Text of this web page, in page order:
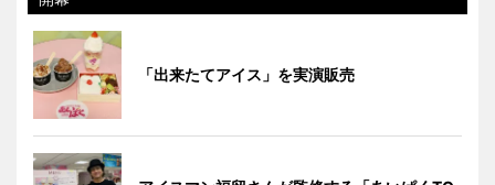
「出来たてアイス」を実演販売